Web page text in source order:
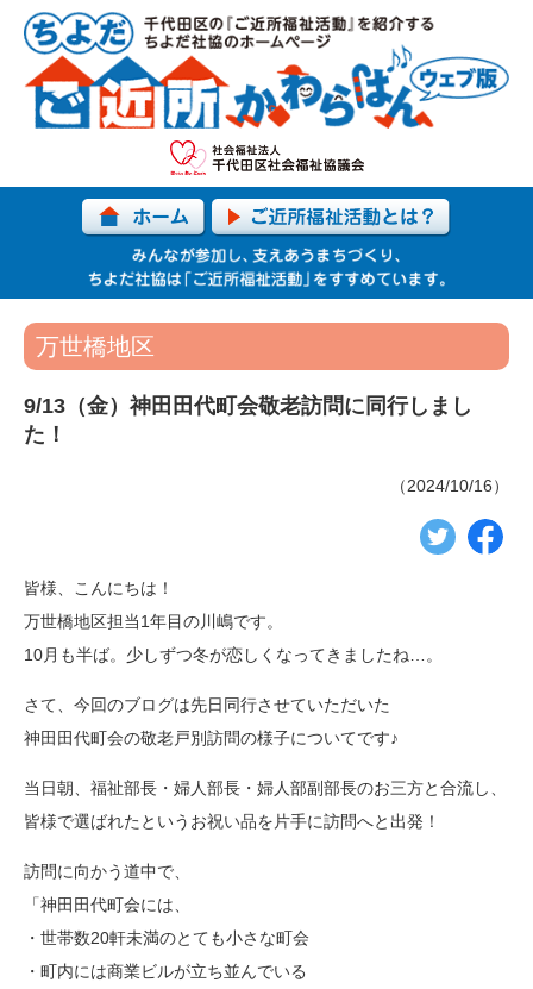
万世橋地区
9/13（金）神田田代町会敬老訪問に同行しまし
た！
（2024/10/16）
皆様、こんにちは！
万世橋地区担当1年目の川嶋です。
10月も半ば。少しずつ冬が恋しくなってきましたね…。
さて、今回のブログは先日同行させていただいた
神田田代町会の敬老戸別訪問の様子についてです♪
当日朝、福祉部長・婦人部長・婦人部副部長のお三方と合流し、
皆様で選ばれたというお祝い品を片手に訪問へと出発！
訪問に向かう道中で、
「神田田代町会には、
・世帯数20軒未満のとても小さな町会
・町内には商業ビルが立ち並んでいる